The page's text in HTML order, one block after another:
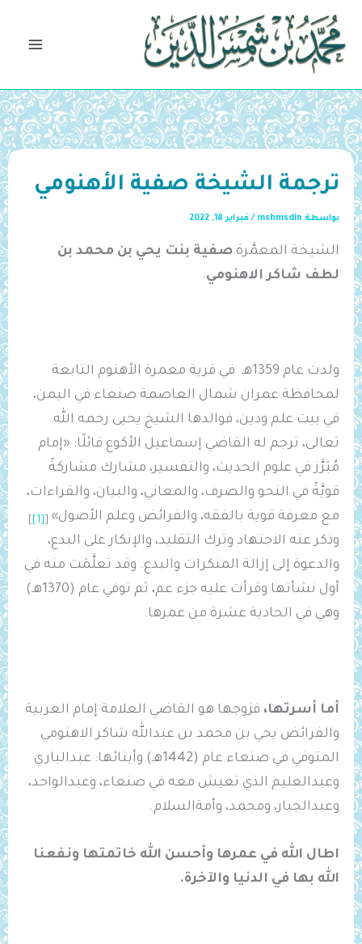
تخطي
المحتوى
ترجمة الشيخة صفية الأهنومي
بواسطة mshmsdin
/فبراير 18, 2022
الشيخة المعمَّرةصفية بنت يحي بن محمد بن
لطف شاكر الاهنومي.
ولدت عام 1359هـ في قرية معمرة الأهنوم التابعة
لمحافظة عمران شمال العاصمة صنعاء في اليمن،
في بيت علم ودين، فوالدها الشيخ يحيى رحمه الله
تعالى، ترجم له القاضي إسماعيل الأكوع قائلًا: «إمام
مُبَرَّز في علوم الحديث، والتفسير، مشارك مشاركةً
قويَّةً في النحو والصرف، والمعاني، والبيان، والقراءات،
مع معرفة قوية بالفقه، والفرائض وعلم الأصول»
وذكر عنه الاجتهاد وترك التقليد، والإنكار على البدع،
والدعوة إلى إزالة المنكرات والبدع. وقد تعلَّمَت منه في
أول نشأتها وقرأت عليه جزء عم، ثم توفي عام (1370هـ)
وهي في الحادية عشرة من عمرها.
أما أسرتها، فزوجها هو القاضي العلامة إمام العربية
والفرائض يحي بن محمد بن عبدالله شاكر الاهنومي
المتوفي في صنعاء عام (1442هـ) وأبنائها: عبدالباري
وعبدالعليم الذي تعيش معه في صنعاء، وعبدالواحد،
وعبدالجبار، ومحمد، وأمةالسلام.
اطال الله في عمرها وأحسن الله خاتمتها ونفعنا
الله بها في الدنيا والآخرة.